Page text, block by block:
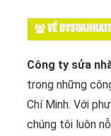
VỀ
Công ty sửa
trong những
Chí Minh. Với
chúng tôi luôn